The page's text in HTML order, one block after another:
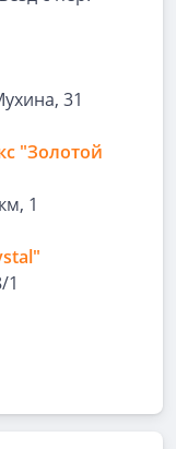
31
"Золотой
1
1